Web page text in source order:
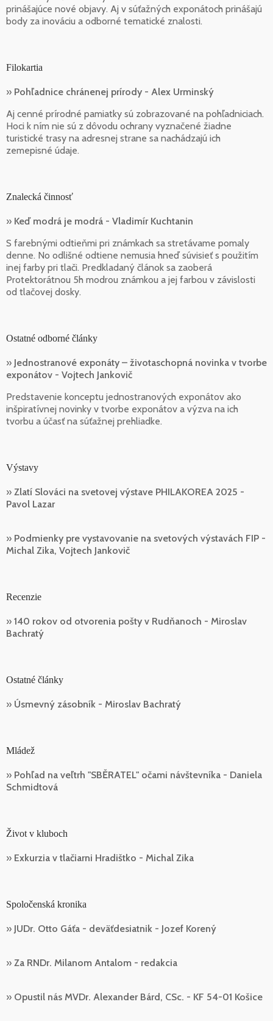
prinášajúce nové objavy. Aj v súťažných exponátoch prinášajú
body za inováciu a odborné tematické znalosti.
Filokartia
» Pohľadnice chránenej prírody - Alex Urminský
Aj cenné prírodné pamiatky sú zobrazované na pohľadniciach.
Hoci k ním nie sú z dôvodu ochrany vyznačené žiadne
turistické trasy na adresnej strane sa nachádzajú ich
zemepisné údaje.
Znalecká činnosť
» Keď modrá je modrá - Vladimír Kuchtanin
S farebnými odtieňmi pri známkach sa stretávame pomaly
denne. No odlišné odtiene nemusia hneď súvisieť s použitím
inej farby pri tlači. Predkladaný článok sa zaoberá
Protektorátnou 5h modrou známkou a jej farbou v závislosti
od tlačovej dosky.
Ostatné odborné články
» Jednostranové exponáty – životaschopná novinka v tvorbe
exponátov - Vojtech Jankovič
Predstavenie konceptu jednostranových exponátov ako
inšpiratívnej novinky v tvorbe exponátov a výzva na ich
tvorbu a účasť na súťažnej prehliadke.
Výstavy
» Zlatí Slováci na svetovej výstave PHILAKOREA 2025 -
Pavol Lazar
» Podmienky pre vystavovanie na svetových výstavách FIP -
Michal Zika, Vojtech Jankovič
Recenzie
» 140 rokov od otvorenia pošty v Rudňanoch - Miroslav
Bachratý
Ostatné články
» Úsmevný zásobník - Miroslav Bachratý
Mládež
» Pohľad na veľtrh "SBĚRATEL" očami návštevníka - Daniela
Schmidtová
Život v kluboch
» Exkurzia v tlačiarni Hradištko - Michal Zika
Spoločenská kronika
» JUDr. Otto Gáťa - deväťdesiatnik - Jozef Korený
» Za RNDr. Milanom Antalom - redakcia
» Opustil nás MVDr. Alexander Bárd, CSc. - KF 54-01 Košice